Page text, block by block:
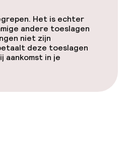
Het is echter
andere toeslagen
niet zijn
deze toeslagen
aankomst in je